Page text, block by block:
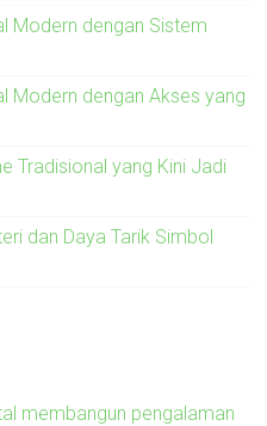
Modern dengan Sistem
Modern dengan Akses yang
Tradisional yang Kini Jadi
dan Daya Tarik Simbol
membangun pengalaman